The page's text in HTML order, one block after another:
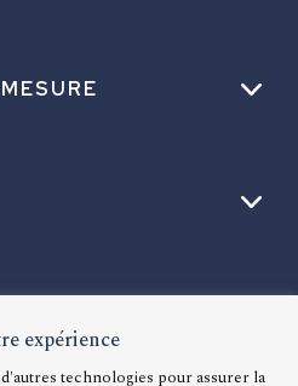
expérience
technologies pour assurer la